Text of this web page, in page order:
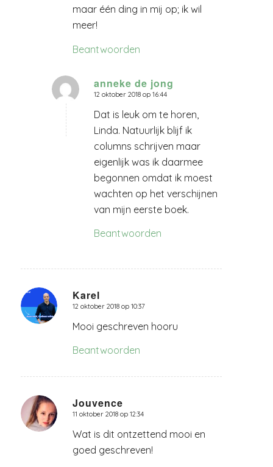
maar één ding in mij op; ik wil
meer!
Beantwoorden
anneke de jong
zegt:
12 oktober 2018 op 16:44
Dat is leuk om te horen,
Linda. Natuurlijk blijf ik
columns schrijven maar
eigenlijk was ik daarmee
begonnen omdat ik moest
wachten op het verschijnen
van mijn eerste boek.
Beantwoorden
Karel
zegt:
12 oktober 2018 op 10:37
Mooi geschreven hooru
Beantwoorden
Jouvence
zegt:
11 oktober 2018 op 12:34
Wat is dit ontzettend mooi en
goed geschreven!